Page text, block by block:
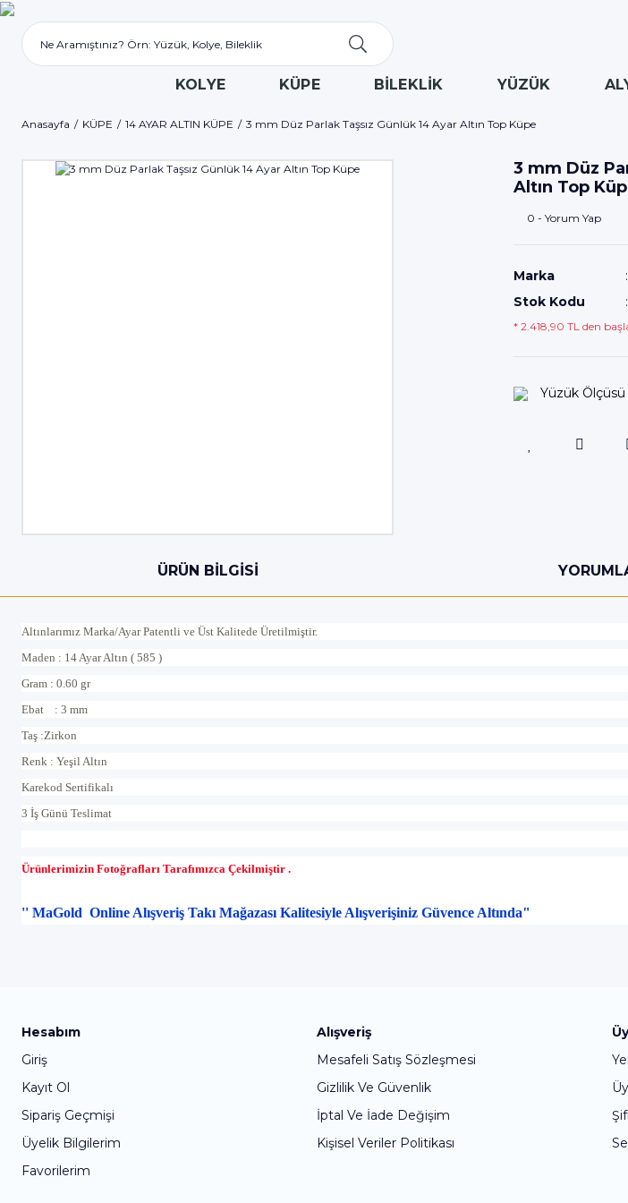
KOLYE KÜPE BİLEKLİK YÜZÜK
Anasayfa KÜPE 14 AYAR ALTIN KÜPE 3 mm Düz Parlak Taşsız Günlük 14 Ayar Altın Top Küpe
3 mm Düz
Altın Top
0 - Yorum Yap
Marka
Stok Kodu
* 2.418,90 TL den
Yüzük Ölçüsü
ÜRÜN BILGISI
Altınlarımız Marka/Ayar Patentli ve Üst Kalitede Üretilmiştir.
Maden : 14 Ayar Altın ( 585 )
Gram : 0.60 gr
Ebat : 3 mm
Taş :Zirkon
Renk : Yeşil Altın
Karekod Sertifikalı
3 İş Günü Teslimat
Ürünlerimizin Fotoğrafları Tarafımızca Çekilmiştir .
'' MaGold Online Alışveriş Takı Mağazası Kalitesiyle Alışverişiniz Güvence Altında"
Yorum Yaz
Hesabım
Giriş
Kayıt Ol
Sipariş Geçmişi
Üyelik Bilgilerim
Favorilerim
Alışveriş
Mesafeli Satış Sözleşmesi
Gizlilik Ve Güvenlik
İptal Ve İade Değişim
Kişisel Veriler Politikası